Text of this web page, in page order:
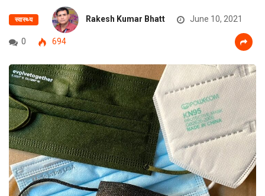
स्वास्थ्य Rakesh Kumar Bhatt June 10, 2021
0 694